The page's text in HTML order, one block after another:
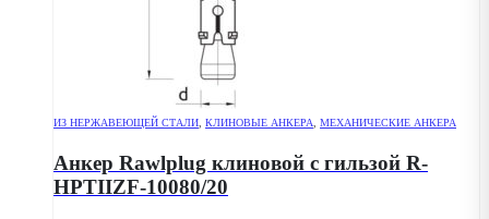
ИЗ НЕРЖАВЕЮЩЕЙ СТАЛИ КЛИНОВЫЕ АНКЕРА МЕХАНИЧЕСКИЕ АНКЕРА
Анкер Rawlplug клиновой с гильзой R-
HPTIIZF-10080/20